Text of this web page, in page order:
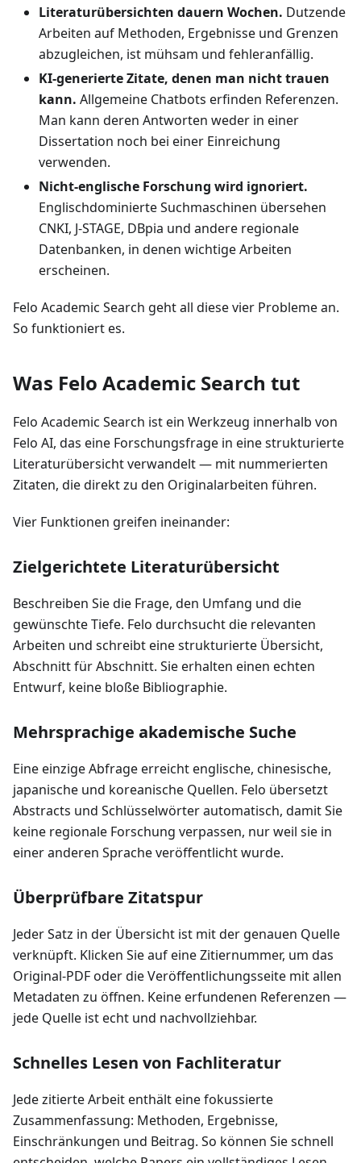
Literaturübersichten dauern Wochen. Dutzende
Arbeiten auf Methoden, Ergebnisse und Grenzen
abzugleichen, ist mühsam und fehleranfällig.
KI-generierte Zitate, denen man nicht trauen
kann. Allgemeine Chatbots erfinden Referenzen.
Man kann deren Antworten weder in einer
Dissertation noch bei einer Einreichung
verwenden.
Nicht-englische Forschung wird ignoriert.
Englischdominierte Suchmaschinen übersehen
CNKI, J-STAGE, DBpia und andere regionale
Datenbanken, in denen wichtige Arbeiten
erscheinen.
Felo Academic Search geht all diese vier Probleme an.
So funktioniert es.
Was Felo Academic Search tut
Felo Academic Search ist ein Werkzeug innerhalb von
Felo AI, das eine Forschungsfrage in eine strukturierte
Literaturübersicht verwandelt — mit nummerierten
Zitaten, die direkt zu den Originalarbeiten führen.
Vier Funktionen greifen ineinander:
Zielgerichtete Literaturübersicht
Beschreiben Sie die Frage, den Umfang und die
gewünschte Tiefe. Felo durchsucht die relevanten
Arbeiten und schreibt eine strukturierte Übersicht,
Abschnitt für Abschnitt. Sie erhalten einen echten
Entwurf, keine bloße Bibliographie.
Mehrsprachige akademische Suche
Eine einzige Abfrage erreicht englische, chinesische,
japanische und koreanische Quellen. Felo übersetzt
Abstracts und Schlüsselwörter automatisch, damit Sie
keine regionale Forschung verpassen, nur weil sie in
einer anderen Sprache veröffentlicht wurde.
Überprüfbare Zitatspur
Jeder Satz in der Übersicht ist mit der genauen Quelle
verknüpft. Klicken Sie auf eine Zitiernummer, um das
Original-PDF oder die Veröffentlichungsseite mit allen
Metadaten zu öffnen. Keine erfundenen Referenzen —
jede Quelle ist echt und nachvollziehbar.
Schnelles Lesen von Fachliteratur
Jede zitierte Arbeit enthält eine fokussierte
Zusammenfassung: Methoden, Ergebnisse,
Einschränkungen und Beitrag. So können Sie schnell